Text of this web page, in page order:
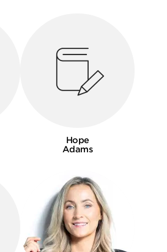
Hope
Adams